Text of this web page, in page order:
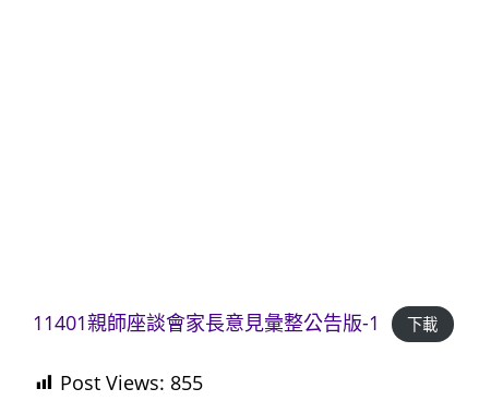
11401親師座談會家長意見彙整公告版-1 下載
Post Views: 855